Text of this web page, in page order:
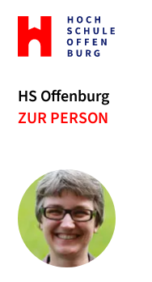
Zur
Startseite
Hochschule
HS Offenburg
ZUR PERSON